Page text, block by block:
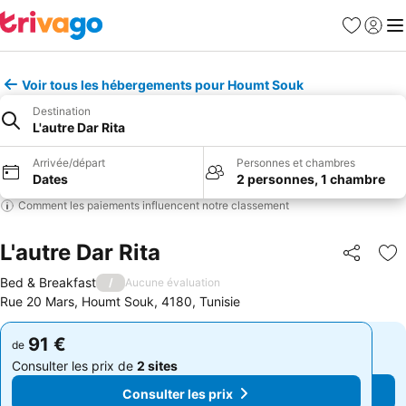
Favoris
Se
Voir tous les hébergements pour Houmt Souk
Destination
L'autre Dar Rita
Arrivée/départ
Dates
Personnes et chambres
2 personnes, 1 chambre
Comment les paiements influencent notre classement
L'autre Dar Rita Partager
Bed & Breakfast / Aucune évaluation
Rue 20 Mars, Houmt Souk, 4180, Tunisie
de 91 €
Consulter les prix de 2 sites
Consulter les prix
de 91 €
Consulter les prix de 2 sites
Consulter les prix